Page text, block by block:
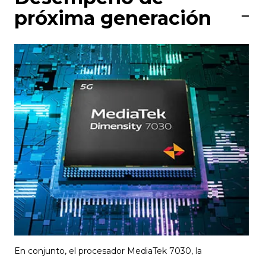
próxima generación
En conjunto, el procesador MediaTek 7030, la